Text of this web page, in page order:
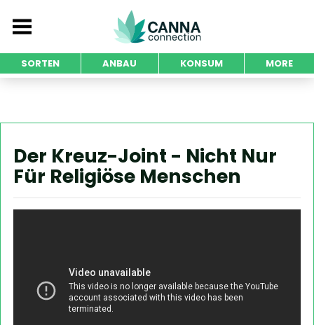
SORTEN ANBAU KONSUM MORE
Der Kreuz-Joint - Nicht Nur
Für Religiöse Menschen